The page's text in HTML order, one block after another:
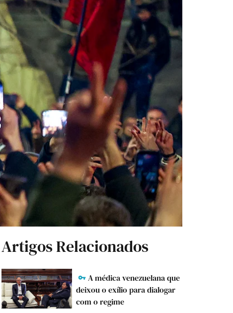
Artigos Relacionados
A médica venezuelana que
deixou o exílio para dialogar
com o regime